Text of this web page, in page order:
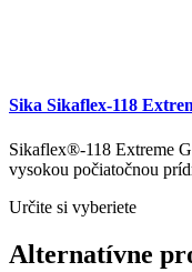
Sika Sikaflex-118
Sikaflex®-118 Extreme
vysokou počiatočnou
Určite si vyberiete
Alternatívne